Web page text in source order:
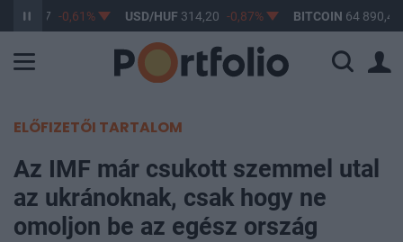
363,17 -0,61% USD/HUF 314,20 -0,87% BITCOIN 64 890,49
ELŐFIZETŐI TARTALOM
Az IMF már csukott szemmel utal
az ukránoknak, csak hogy ne
omoljon be az egész ország